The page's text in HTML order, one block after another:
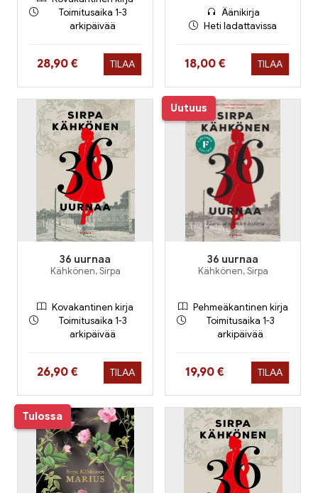
Toimitusaika 1-3
arkipäivää
Hinta nyt
28,90 € TILAA
Äänikirja
Heti ladattavissa
Hinta nyt
18,00 € TILAA
36 uurnaa
Kähkönen, Sirpa
Kovakantinen kirja
Toimitusaika 1-3
arkipäivää
Hinta nyt
26,90 € TILAA
Uutuus
36 uurnaa
Kähkönen, Sirpa
Pehmeäkantinen kirja
Toimitusaika 1-3
arkipäivää
Hinta nyt
19,90 € TILAA
Tulossa